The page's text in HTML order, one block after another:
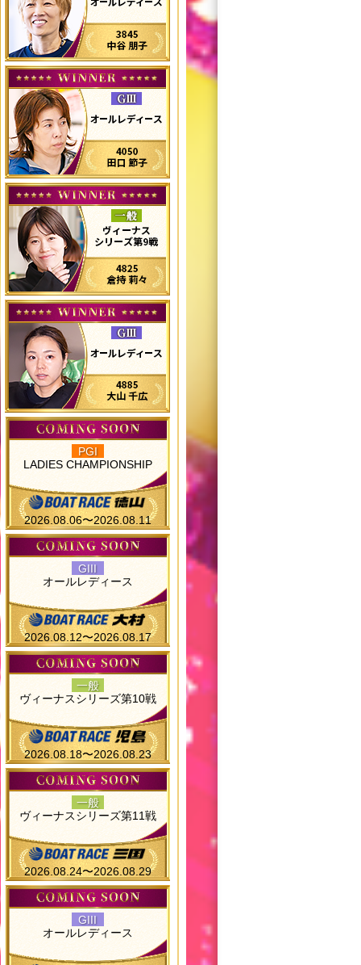
PGI
LADIES CHAMPIONSHIP
2026.08.06〜2026.08.11
GIII
オールレディース
2026.08.12〜2026.08.17
一般
ヴィーナスシリーズ第10戦
2026.08.18〜2026.08.23
一般
ヴィーナスシリーズ第11戦
2026.08.24〜2026.08.29
GIII
オールレディース